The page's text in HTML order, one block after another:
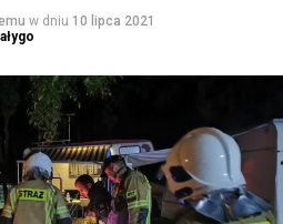
w dniu 10 lipca 2021